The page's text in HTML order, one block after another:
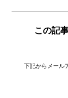
この記
下記からメール